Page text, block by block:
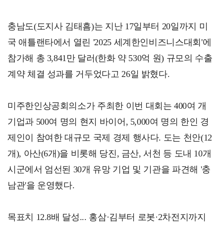
충남도(도지사 김태흠)는 지난 17일부터 20일까지 미
국 애틀랜타에서 열린 '2025 세계한인비즈니스대회'에
참가해 총 3,841만 달러(한화 약 530억 원) 규모의 수출
계약 체결 성과를 거두었다고 26일 밝혔다.
미주한인상공회의소가 주최한 이번 대회는 400여 개
기업과 500여 명의 현지 바이어, 5,000여 명의 한인 경
제인이 참여한 대규모 국제 경제 행사다. 도는 천안(12
개), 아산(6개)을 비롯해 당진, 금산, 서천 등 도내 10개
시군에서 엄선된 30개 유망 기업 및 기관을 파견해 '충
남관'을 운영했다.
목표치 12.8배 달성... 홍삼·김부터 로봇·2차전지까지